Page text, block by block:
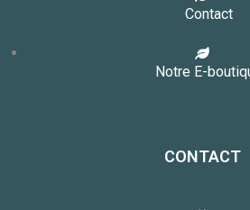
Contact
Notre E-
CONTACT